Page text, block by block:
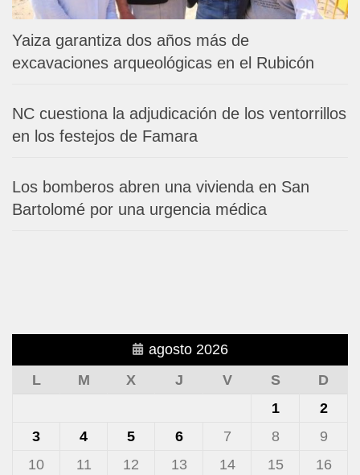
Yaiza garantiza dos años más de
excavaciones arqueológicas en el Rubicón
NC cuestiona la adjudicación de los ventorrillos
en los festejos de Famara
Los bomberos abren una vivienda en San
Bartolomé por una urgencia médica
agosto 2026
L
M X J V S
D
1
2
3
4 5 6 7 8
9
10
11 12 13 14 15
16